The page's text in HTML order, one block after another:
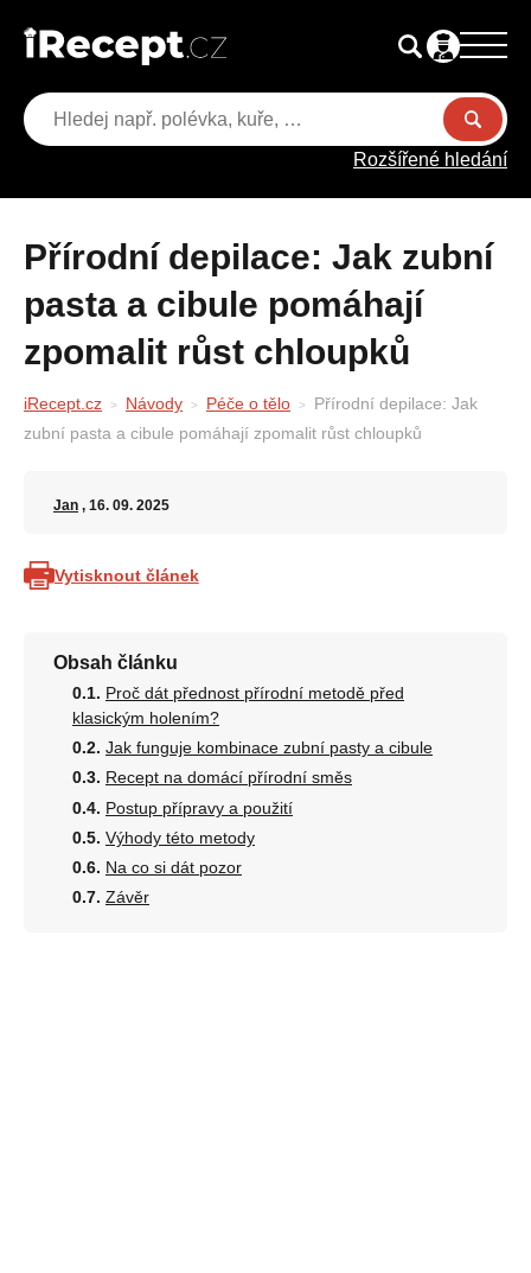
Rozšířené hledání
Přírodní depilace: Jak zubní
pasta a cibule pomáhají
zpomalit růst chloupků
iRecept.cz Návody Péče o tělo
Přírodní depilace: Jak
zubní pasta a cibule pomáhají zpomalit růst chloupků
Jan , 16. 09. 2025
Vytisknout článek
Obsah článku
Proč dát přednost přírodní metodě před
klasickým holením?
Jak funguje kombinace zubní pasty a cibule
Recept na domácí přírodní směs
Postup přípravy a použití
Výhody této metody
Na co si dát pozor
Závěr